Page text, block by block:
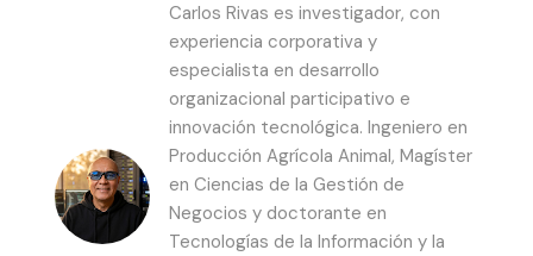
Carlos Rivas es investigador, con
experiencia corporativa y
especialista en desarrollo
organizacional participativo e
innovación tecnológica. Ingeniero en
Producción Agrícola Animal, Magíster
en Ciencias de la Gestión de
Negocios y doctorante en
Tecnologías de la Información y la